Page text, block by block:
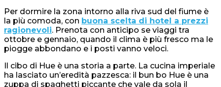
Per dormire la zona intorno alla riva sud del fiume è
la più comoda, con buona scelta di hotel a prezzi
ragionevoli. Prenota con anticipo se viaggi tra
ottobre e gennaio, quando il clima è più fresco ma le
piogge abbondano e i posti vanno veloci.
Il cibo di Hue è una storia a parte. La cucina imperiale
ha lasciato un’eredità pazzesca: il bun bo Hue è una
zuppa di spaghetti piccante che vale da sola il